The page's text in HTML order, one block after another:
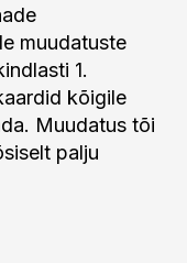
muudatuste
1.
kõigile
Muudatus tõi
palju